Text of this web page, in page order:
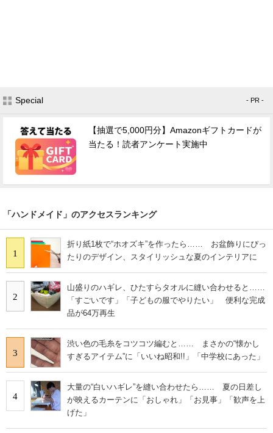
Special - PR -
【抽選で5,000円分】Amazonギフトカードが
当たる！読者アンケート実施中
「ハンドメイド」のアクセスランキング
1
折り紙1枚で“ホオズキ”を作ったら…… お盆飾りにぴっ
たりのデザイン、スタイリッシュな夏のインテリアに
2
山盛りのハギレ、ひたすらタオルに縫い合わせると……
「すごいです」「子どもの服でやりたい」 便利な完成
品が64万再生
3
渋い色の毛糸をコツコツ編むと…… まさかの“懐かし
すぎるアイテム”に「いいね昭和!!」「中学校にあった」
4
大量の“白いハギレ”を縫い合わせたら…… 夏の日差し
が映えるカーテンに「おしゃれ」「お見事」「歓声を上
げた」